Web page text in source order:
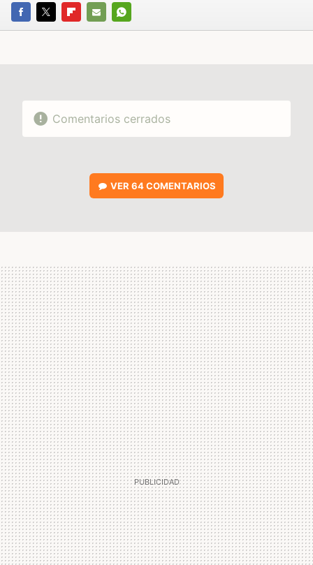
FACEBOOK
TWITTERFLIPBOARD
E-
WHATSAPP
Comentarios cerrados
VER64 COMENTARIOS